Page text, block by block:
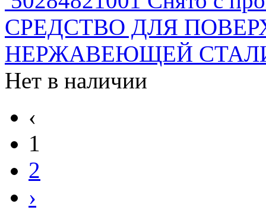
СРЕДСТВО ДЛЯ
НЕРЖАВЕЮЩЕЙ СТАЛИ
Нет в наличии
‹
1
2
›